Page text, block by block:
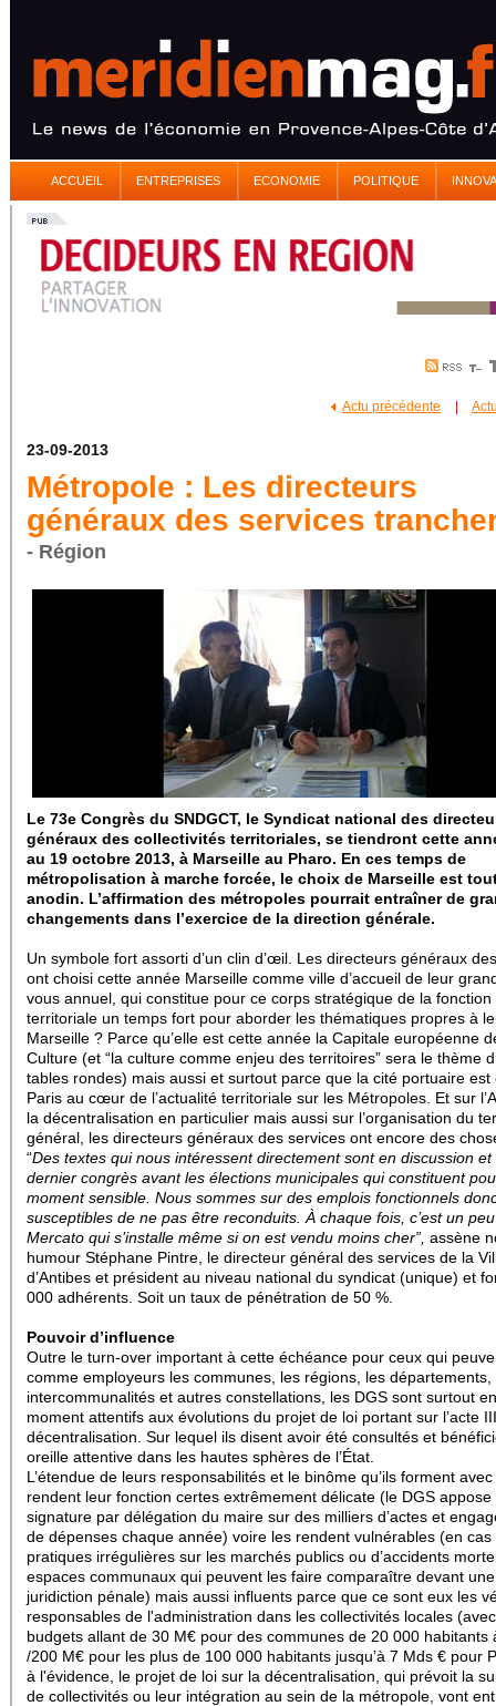
ACCUEIL ENTREPRISES ECONOMIE POLITIQUE
Actu précédente
23-09-2013
Métropole : Les directeurs
généraux des services
- Région
Le 73e Congrès du SNDGCT, le Syndicat national des
généraux des collectivités territoriales, se tiendront cette
au 19 octobre 2013, à Marseille au Pharo. En ces temps de
métropolisation à marche forcée, le choix de Marseille est
anodin. L’affirmation des métropoles pourrait entraîner de
changements dans l’exercice de la direction générale.
Un symbole fort assorti d’un clin d’œil. Les directeurs généraux
ont choisi cette année Marseille comme ville d’accueil de leur
vous annuel, qui constitue pour ce corps stratégique de la fonction
territoriale un temps fort pour aborder les thématiques propres à
Marseille ? Parce qu’elle est cette année la Capitale européenne
Culture (et “la culture comme enjeu des territoires” sera le thème
tables rondes) mais aussi et surtout parce que la cité portuaire est
Paris au cœur de l’actualité territoriale sur les Métropoles. Et sur
la décentralisation en particulier mais aussi sur l’organisation du
général, les directeurs généraux des services ont encore des
“Des textes qui nous intéressent directement sont en discussion et
dernier congrès avant les élections municipales qui constituent
moment sensible. Nous sommes sur des emplois fonctionnels
susceptibles de ne pas être reconduits. À chaque fois, c’est un
Mercato qui s’installe même si on est vendu moins cher”, assène
humour Stéphane Pintre, le directeur général des services de la
d’Antibes et président au niveau national du syndicat (unique) et
000 adhérents. Soit un taux de pénétration de 50 %.
Pouvoir d’influence
Outre le turn-over important à cette échéance pour ceux qui
comme employeurs les communes, les régions, les départements,
intercommunalités et autres constellations, les DGS sont surtout
moment attentifs aux évolutions du projet de loi portant sur l’acte
décentralisation. Sur lequel ils disent avoir été consultés et
oreille attentive dans les hautes sphères de l’État.
L’étendue de leurs responsabilités et le binôme qu’ils forment
rendent leur fonction certes extrêmement délicate (le DGS appose
signature par délégation du maire sur des milliers d’actes et
de dépenses chaque année) voire les rendent vulnérables (en cas
pratiques irrégulières sur les marchés publics ou d’accidents
espaces communaux qui peuvent les faire comparaître devant une
juridiction pénale) mais aussi influents parce que ce sont eux les
responsables de l'administration dans les collectivités locales
budgets allant de 30 M€ pour des communes de 20 000 habitants
/200 M€ pour les plus de 100 000 habitants jusqu’à 7 Mds € pour
à l'évidence, le projet de loi sur la décentralisation, qui prévoit la
de collectivités ou leur intégration au sein de la métropole, vont